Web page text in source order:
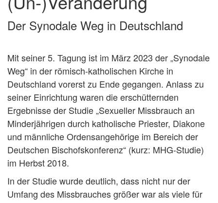
Der Synodale Weg in Deutschland
Mit seiner 5. Tagung ist im März 2023 der „Synodale
Weg“ in der römisch-katholischen Kirche in
Deutschland vorerst zu Ende gegangen. Anlass zu
seiner Einrichtung waren die erschütternden
Ergebnisse der Studie „Sexueller Missbrauch an
Minderjährigen durch katholische Priester, Diakone
und männliche Ordensangehörige im Bereich der
Deutschen Bischofskonferenz“ (kurz: MHG-Studie)
im Herbst 2018.
In der Studie wurde deutlich, dass nicht nur der
Umfang des Missbrauches größer war als viele für